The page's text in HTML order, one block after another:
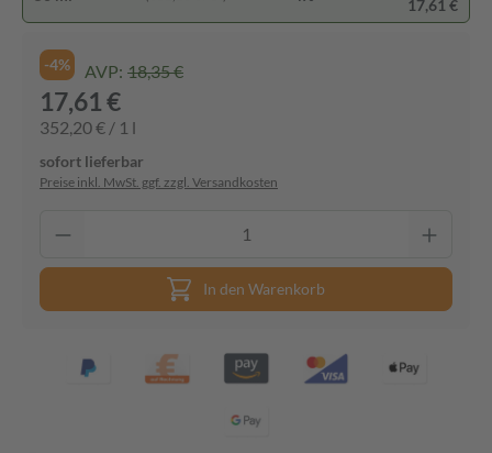
17,61 €
-4% AVP: 18,35 €
17,61 €
352,20 € / 1 l
sofort lieferbar
Preise inkl. MwSt. ggf. zzgl. Versandkosten
In den Warenkorb